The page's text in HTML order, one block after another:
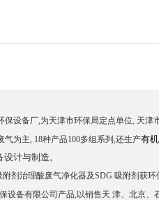
设备厂,为天津市环保局定点单位, 天津
为主, 18种产品100多组系列,还生产有
计与制造。
剂治理酸废气净化器及SDG 吸附剂获
备有限公司产品,以销售天 津、北京、